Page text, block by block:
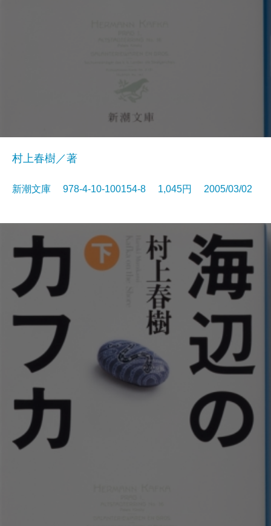
村上春樹／著
新潮文庫 978-4-10-100154-8 1,045円 2005/03/02